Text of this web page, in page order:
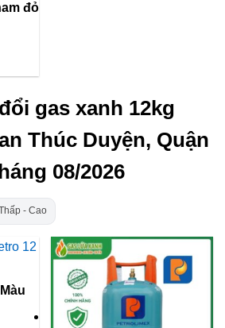
đỏ
gas xanh 12kg
Thúc Duyện, Quận
08/2026
- Cao